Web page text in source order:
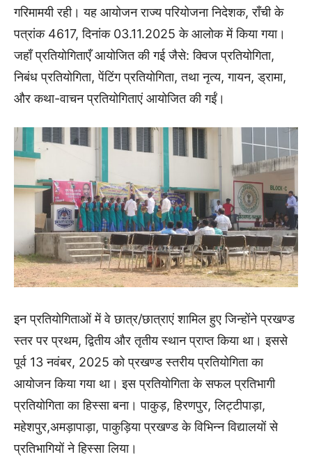
गरिमामयी रही। यह आयोजन राज्य परियोजना निदेशक, राँची के
पत्रांक 4617, दिनांक 03.11.2025 के आलोक में किया गया।
जहाँ प्रतियोगिताएँ आयोजित की गई जैसे: क्विज प्रतियोगिता,
निबंध प्रतियोगिता, पेंटिंग प्रतियोगिता, तथा नृत्य, गायन, ड्रामा,
और कथा-वाचन प्रतियोगिताएं आयोजित की गईं।
इन प्रतियोगिताओं में वे छात्र/छात्राएं शामिल हुए जिन्होंने प्रखण्ड
स्तर पर प्रथम, द्वितीय और तृतीय स्थान प्राप्त किया था। इससे
पूर्व 13 नवंबर, 2025 को प्रखण्ड स्तरीय प्रतियोगिता का
आयोजन किया गया था। इस प्रतियोगिता के सफल प्रतिभागी
प्रतियोगिता का हिस्सा बना। पाकुड़, हिरणपुर, लिट्टीपाड़ा,
महेशपुर,अमड़ापाड़ा, पाकुड़िया प्रखण्ड के विभिन्न विद्यालयों से
प्रतिभागियों ने हिस्सा लिया।